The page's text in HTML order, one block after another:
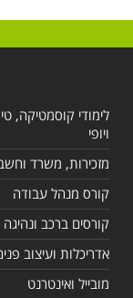
לימודי קוסמטיקה,
ויופי
מזכירות, משרד
קורס מנהל עבודה
קורסים ברכב ונהיגה
אדריכלות ועיצוב
מובייל ואינטרנט